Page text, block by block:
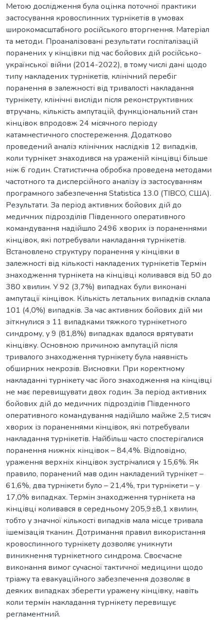
Метою дослідження була оцінка поточної практики
застосування кровоспинних турнікетів в умовах
широкомасштабного російського вторгнення. Матеріал
та методи. Проаналізовані результати госпіталізацій
поранених у кінцівки під час бойових дій російсько-
української війни (2014-2022), в тому числі дані щодо
типу накладених турнікетів, клінічний перебіг
поранення в залежності від тривалості накладання
турнікету, клінічні висліди після реконструктивних
втручань, кількість ампутацій, функціональний стан
кінцівок впродовж 24 місячного періоду
катамнестичного спостереження. Додатково
проведений аналіз клінічних наслідків 12 випадків,
коли турнікет знаходився на ураженій кінцівці більше
ніж 6 годин. Статистична обробка проведена методами
частотного та дисперсійного аналізу із застосуванням
програмного забезпечення Statistica 13.0 (TIBCO, США).
Результати. За період активних бойових дій до
медичних підрозділів Південного оперативного
командування надійшло 2496 хворих із пораненнями
кінцівок, які потребували накладання турнікетів.
Встановлено структуру поранення у кінцівки в
залежності від кількості накладених турнікетів Термін
знаходження турнікета на кінцівці коливався від 50 до
380 хвилин. У 92 (3,7%) випадках були виконані
ампутації кінцівок. Кількість летальних випадків склала
101 (4,0%) випадків. За час активних бойових дій ми
зіткнулися з 11 випадками тяжкого турнікетного
синдрому, у 9 (81,8%) випадках вдалося врятувати
кінцівку. Основною причиною ампутацій після
тривалого знаходження турнікету була наявність
обширних некрозів. Висновки. При коректному
накладанні турнікету час його знаходження на кінцівці
не має перевищувати двох годин. За період активних
бойових дій до медичних підрозділів Південного
оперативного командування надійшло майже 2,5 тисяч
хворих із пораненнями кінцівок, які потребували
накладання турнікетів. Найбільш часто спостерігалися
поранення нижніх кінцівок – 84,4%. Відповідно,
ураження верхніх кінцівок зустрічалися у 15,6%. Як
правило, поранений мав один накладений турнікет –
61,6%, два турнікети було – 21,4%, три турнікети – у
17,0% випадках. Термін знаходження турнікета на
кінцівці коливався в середньому 205,9±8,1 хвилин,
тобто у значної кількості випадків мала місце тривала
ішемізація тканин. Дотримання правил використання
кровоспинного турнікету дозволяє уникнути
виникнення турнікетного синдрома. Своєчасне
виконання вимог сучасної тактичної медицини щодо
тріажу та евакуаційного забезпечення дозволяє в
деяких випадках зберегти уражену кінцівку, навіть
коли термін накладання турнікету перевищує
регламентний.